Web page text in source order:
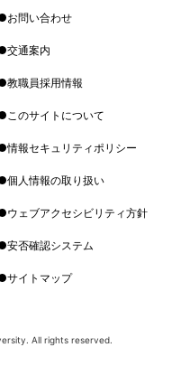
お問い合わせ
交通案内
教職員採用情報
このサイトについて
情報セキュリティポリシー
個人情報の取り扱い
ウェブアクセシビリティ方針
安否確認システム
サイトマップ
All rights reserved.